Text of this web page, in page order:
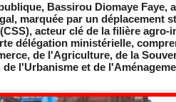
Bassirou Diomaye Faye,
marquée par un déplacement
acteur clé de la filière
délégation ministérielle,
de l'Agriculture, de la
de l'Urbanisme et de